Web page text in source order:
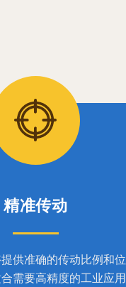
精准传动
供准确的传动比例和位
需要高精度的工业应用